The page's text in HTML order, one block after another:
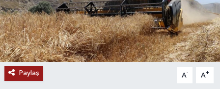
Paylaş A- A+
SAĞLIK
SİYASET
SOSYAL YARDIMLAR
SPONSORLU YAZI